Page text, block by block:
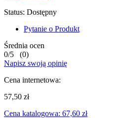
Status: Dostępny
Pytanie o Produkt
Średnia ocen
0/5 (0)
Napisz swoją opinię
Cena internetowa:
57,50 zł
Cena katalogowa: 67,60 zł